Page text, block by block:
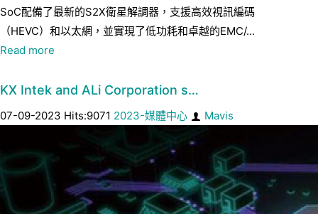
SoC配備了最新的S2X衛星解調器，支援高效視訊編碼
（HEVC）和以太網，並實現了低功耗和卓越的EMC/...
Read more
KX Intek and ALi Corporation s…
07-09-2023 Hits:9071 2023-媒體中心 Mavis